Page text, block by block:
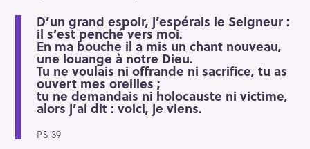
D’un grand espoir, j’espérais le Seigneur :
il s’est penché vers moi.
En ma bouche il a mis un chant nouveau,
une louange à notre Dieu.
Tu ne voulais ni offrande ni sacrifice, tu as
ouvert mes oreilles ;
tu ne demandais ni holocauste ni victime,
alors j’ai dit : voici, je viens.
PS 39